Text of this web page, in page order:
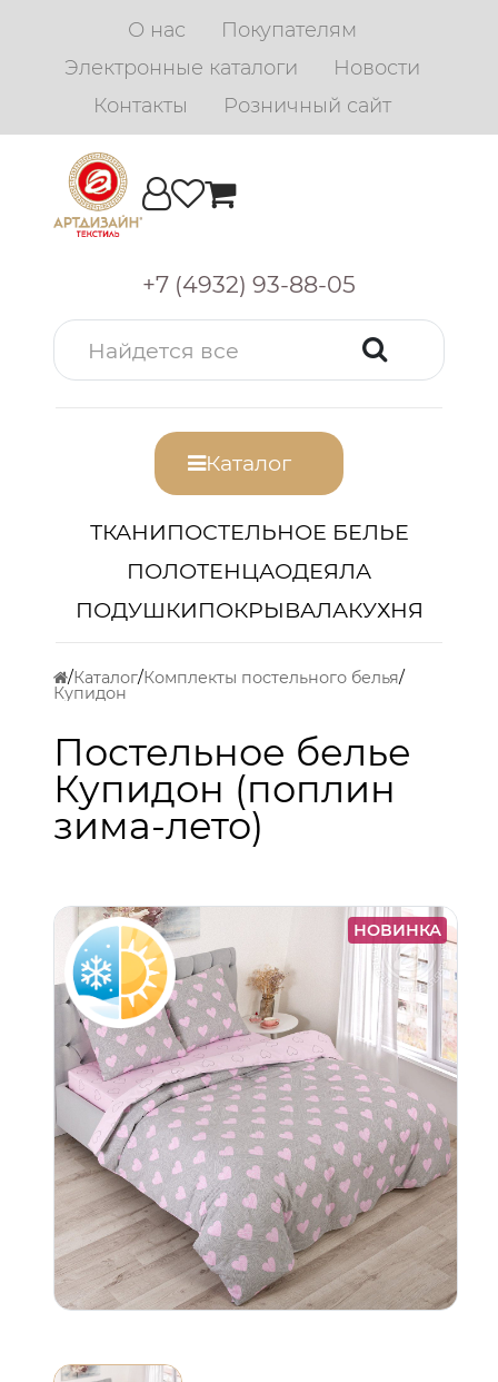
О нас
Покупателям
Электронные каталоги
Новости
Контакты
Розничный сайт
+7 (4932) 93-88-05
Каталог
ТКАНИПОСТЕЛЬНОЕ БЕЛЬЕ
ПОЛОТЕНЦАОДЕЯЛА
ПОДУШКИПОКРЫВАЛАКУХНЯ
Каталог Комплекты постельного белья
Купидон
Постельное белье
Купидон (поплин
зима-лето)
НОВИНКА